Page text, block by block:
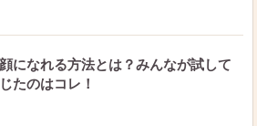
になれる方法とは？みんなが試して
たのはコレ！